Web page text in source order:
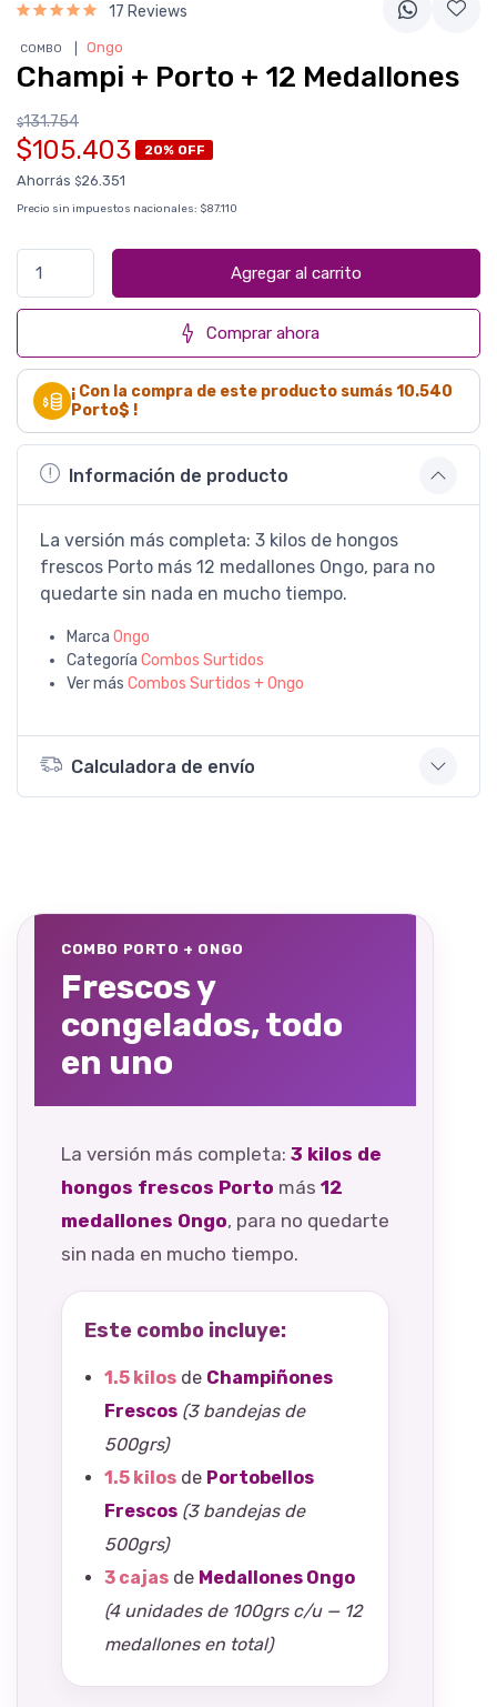
17 Reviews
COMBO Ongo
Champi + Porto + 12 Medallones
$131.754
$105.403 20% OFF
Ahorrás $26.351
Precio sin impuestos nacionales: $87.110
Agregar al carrito
Comprar ahora
¡ Con la compra de este producto sumás10.540
Porto$ !
Información de producto
La versión más completa: 3 kilos de hongos
frescos Porto más 12 medallones Ongo, para no
quedarte sin nada en mucho tiempo.
Marca Ongo
Categoría Combos Surtidos
Ver más Combos Surtidos + Ongo
Calculadora de envío
COMBO PORTO + ONGO
Frescos y
congelados, todo
en uno
La versión más completa: 3 kilos de
hongos frescos Porto más 12
medallones Ongo, para no quedarte
sin nada en mucho tiempo.
Este combo incluye:
1.5 kilos de Champiñones
Frescos (3 bandejas de
500grs)
1.5 kilos de Portobellos
Frescos (3 bandejas de
500grs)
3 cajas de Medallones Ongo
(4 unidades de 100grs c/u — 12
medallones en total)